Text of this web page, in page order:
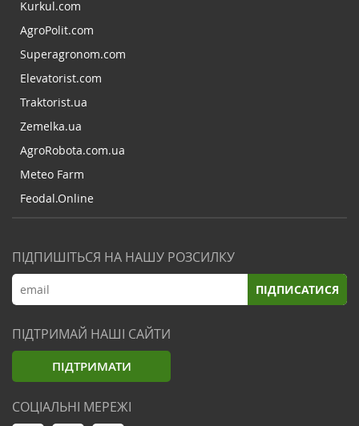
Kurkul.com
AgroPolit.com
Superagronom.com
Elevatorist.com
Traktorist.ua
Zemelka.ua
AgroRobota.com.ua
Meteo Farm
Feodal.Online
ПІДПИШІТЬСЯ НА НАШУ РОЗСИЛКУ
ПІДПИСАТИСЯ
ПІДТРИМАЙ НАШІ САЙТИ
ПІДТРИМАТИ
СОЦІАЛЬНІ МЕРЕЖІ